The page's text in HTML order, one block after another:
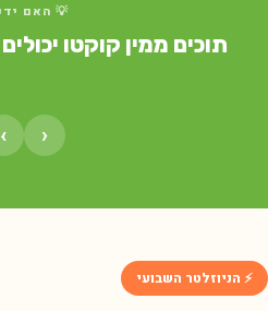
💡 האם
תוכים ממין קוקטו יכולים
‹
›
⚡ הניוזלטר השבועי